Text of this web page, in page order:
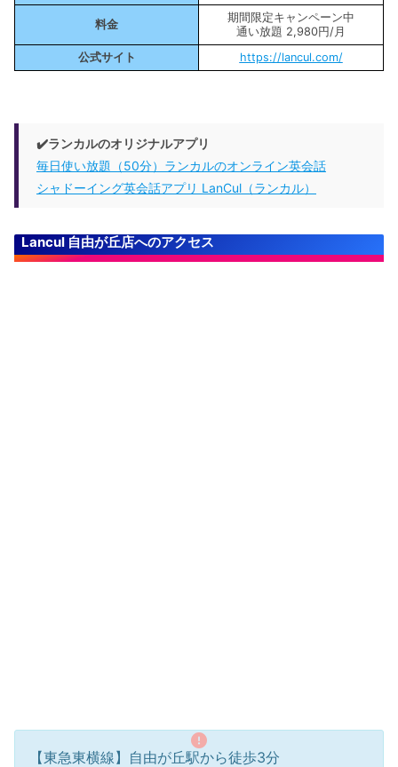
料金
期間限定キャンペーン中
通い放題 2,980円/月
公式サイト
https://lancul.com/
✔️ランカルのオリジナルアプリ
毎日使い放題（50分）ランカルのオンライン英会話
シャドーイング英会話アプリ LanCul（ランカル）
Lancul 自由が丘店へのアクセス
【東急東横線】自由が丘駅から徒歩3分